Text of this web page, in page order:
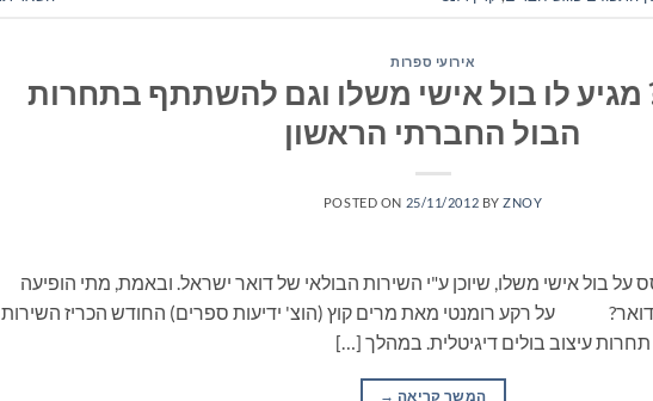
אירועי ספרות
לו בול אישי משלו וגם להשתתף בתחרות
הבול החברתי הראשון
POSTED ON 25/11/2012 BYZNOY
בול אישי משלו, שיוכן ע"י השירות הבולאי של דואר ישראל. ובאמת, מתי הופיעה
על רקע רומנטי מאת מרים קוץ (הוצ' ידיעות ספרים) החודש הכריז השירות
עיצוב בולים דיגיטלית. במהלך […]
המשך קריאה →